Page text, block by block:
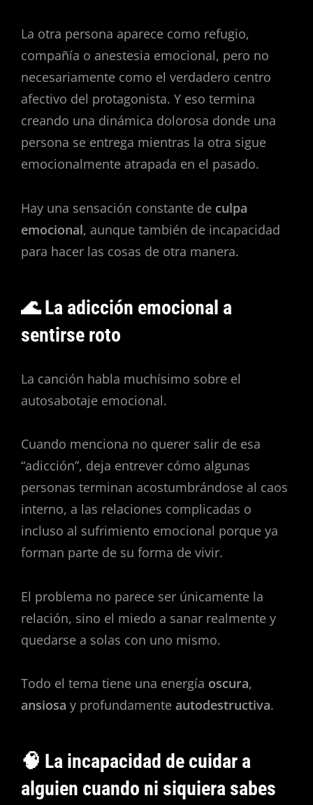
La otra persona aparece como refugio,
compañía o anestesia emocional, pero no
necesariamente como el verdadero centro
afectivo del protagonista. Y eso termina
creando una dinámica dolorosa donde una
persona se entrega mientras la otra sigue
emocionalmente atrapada en el pasado.
Hay una sensación constante de culpa
emocional, aunque también de incapacidad
para hacer las cosas de otra manera.
🌊 La adicción emocional a
sentirse roto
La canción habla muchísimo sobre el
autosabotaje emocional.
Cuando menciona no querer salir de esa
“adicción”, deja entrever cómo algunas
personas terminan acostumbrándose al caos
interno, a las relaciones complicadas o
incluso al sufrimiento emocional porque ya
forman parte de su forma de vivir.
El problema no parece ser únicamente la
relación, sino el miedo a sanar realmente y
quedarse a solas con uno mismo.
Todo el tema tiene una energía oscura,
ansiosa y profundamente autodestructiva.
🧠 La incapacidad de cuidar a
alguien cuando ni siquiera sabes